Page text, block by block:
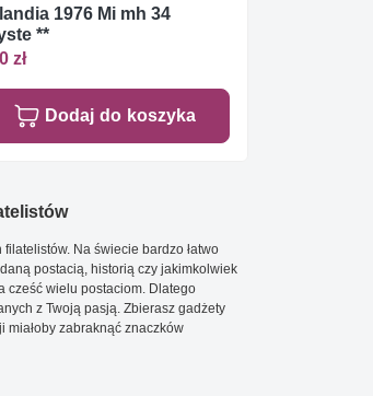
1976 Mi mh 34
**
zł
Dodaj do koszyka
Na świecie bardzo łatwo
postacią, historią czy jakimkolwiek
cześć wielu postaciom. Dlatego
z Twoją pasją. Zbierasz gadżety
zabraknąć znaczków